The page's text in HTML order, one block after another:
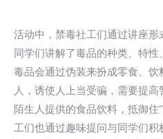
活动中，禁毒社工们通过讲座
同学们讲解了毒品的种类、特
毒品会通过伪装来扮成零食、
人，诱使人上当受骗，需要提
陌生人提供的食品饮料，抵御住
工们也通过趣味提问与同学们